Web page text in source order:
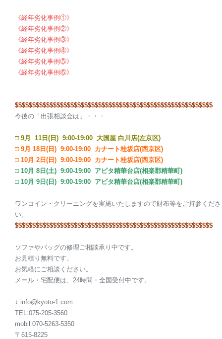
《経年劣化事例①》
《経年劣化事例②》
《経年劣化事例③》
《経年劣化事例④》
《経年劣化事例⑤》
《経年劣化事例⑥》
$$$$$$$$$$$$$$$$$$$$$$$$$$$$$$$$$$$$$$$$$$$$$$$$$$$$$$$$$
今後の「出張相談会は」・・・
□ 9月 11日(日) 9:00-19:00 大国屋 白川店(左京区)
□ 9月 18日(日) 9:00-19:00 カナート桂坂店(西京区)
□ 10月 2日(日) 9:00-19:00 カナート桂坂店(西京区)
□ 10月 8日(土) 9:00-19:00 アピタ精華台店(相楽郡精華町)
□ 10月 9日(日) 9:00-19:00 アピタ精華台店(相楽郡精華町)
ワンコイン・クリーニングを実施いたしますので財布等をご持参くださ
い。
$$$$$$$$$$$$$$$$$$$$$$$$$$$$$$$$$$$$$$$$$$$$$$$$$$$$$$$$$
ソファやバッグの修理ご相談承り中です。
お見積り無料です。
お気軽にご相談ください。
メール・宅配便は、24時間・全国受付中です。
↓ info@kyoto-1.com
TEL:075-205-3560
mobil:070-5263-5350
〒615-8225